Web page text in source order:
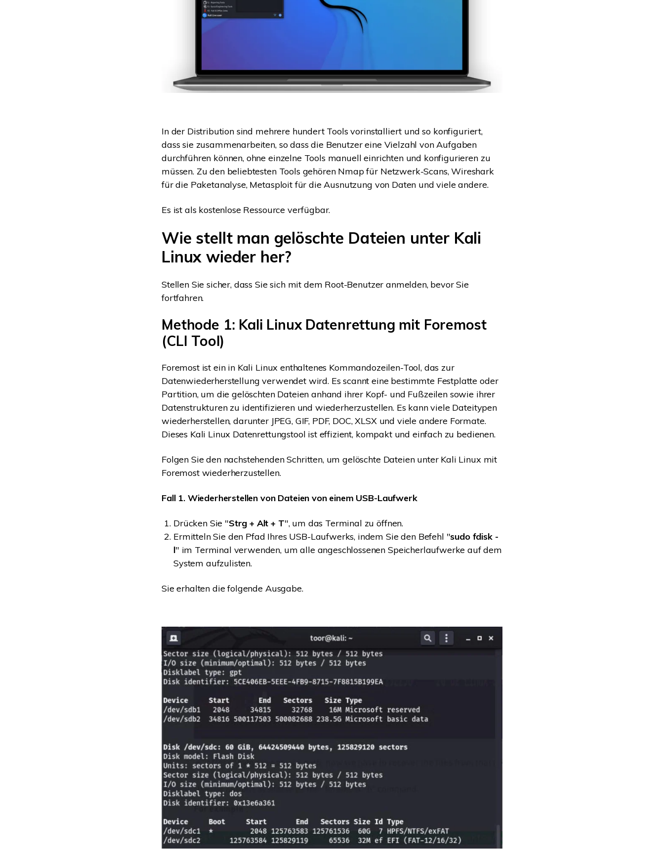
In der Distribution sind mehrere hundert Tools vorinstalliert und so konfiguriert,
dass sie zusammenarbeiten, so dass die Benutzer eine Vielzahl von Aufgaben
durchführen können, ohne einzelne Tools manuell einrichten und konfigurieren zu
müssen. Zu den beliebtesten Tools gehören Nmap für Netzwerk-Scans, Wireshark
für die Paketanalyse, Metasploit für die Ausnutzung von Daten und viele andere.
Es ist als kostenlose Ressource verfügbar.
Wie stellt man gelöschte Dateien unter Kali
Linux wieder her?
Stellen Sie sicher, dass Sie sich mit dem Root-Benutzer anmelden, bevor Sie
fortfahren.
Methode 1: Kali Linux Datenrettung mit Foremost
(CLI Tool)
Foremost ist ein in Kali Linux enthaltenes Kommandozeilen-Tool, das zur
Datenwiederherstellung verwendet wird. Es scannt eine bestimmte Festplatte oder
Partition, um die gelöschten Dateien anhand ihrer Kopf- und Fußzeilen sowie ihrer
Datenstrukturen zu identifizieren und wiederherzustellen. Es kann viele Dateitypen
wiederherstellen, darunter JPEG, GIF, PDF, DOC, XLSX und viele andere Formate.
Dieses Kali Linux Datenrettungstool ist effizient, kompakt und einfach zu bedienen.
Folgen Sie den nachstehenden Schritten, um gelöschte Dateien unter Kali Linux mit
Foremost wiederherzustellen.
Fall 1. Wiederherstellen von Dateien von einem USB-Laufwerk
Drücken Sie "Strg + Alt + T", um das Terminal zu öffnen.
Ermitteln Sie den Pfad Ihres USB-Laufwerks, indem Sie den Befehl "sudo fdisk -
l" im Terminal verwenden, um alle angeschlossenen Speicherlaufwerke auf dem
System aufzulisten.
Sie erhalten die folgende Ausgabe.